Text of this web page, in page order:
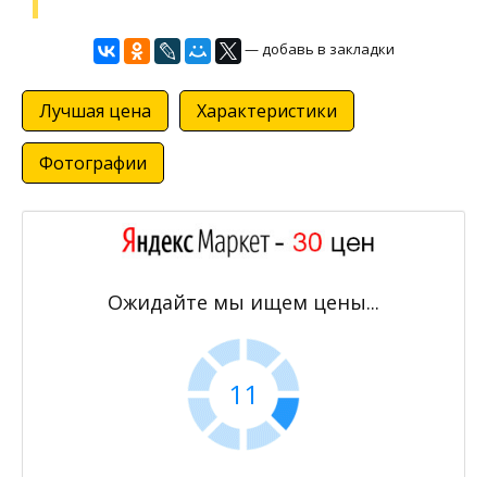
— добавь в закладки
Лучшая цена Характеристики
Фотографии
Ожидайте мы ищем цены...
11